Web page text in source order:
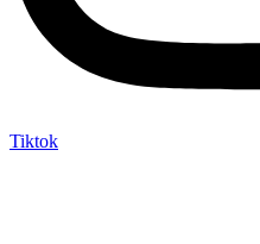
Tiktok